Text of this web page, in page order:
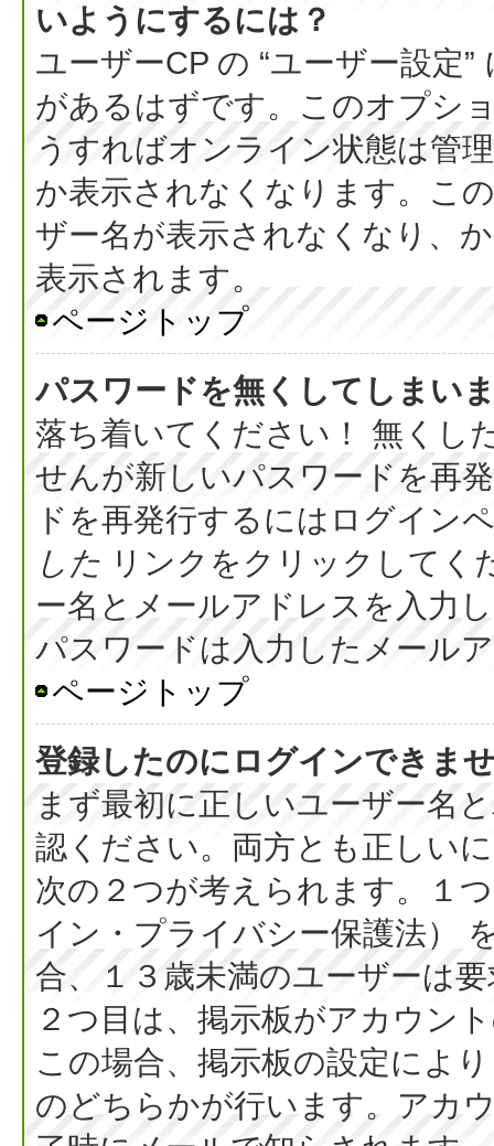
いようにするには？
ユーザーCP の “ユーザー設定
があるはずです。このオプシ
うすればオンライン状態は管
か表示されなくなります。こ
ザー名が表示されなくなり、
表示されます。
ページトップ
パスワードを無くしてしまい
落ち着いてください！ 無くし
せんが新しいパスワードを再
ドを再発行するにはログイン
した リンクをクリックしてく
ー名とメールアドレスを入力
パスワードは入力したメール
ページトップ
登録したのにログインできま
まず最初に正しいユーザー名
認ください。両方とも正しい
次の２つが考えられます。１
イン・プライバシー保護法）
合、１３歳未満のユーザーは
２つ目は、掲示板がアカウン
この場合、掲示板の設定によ
のどちらかが行います。アカ